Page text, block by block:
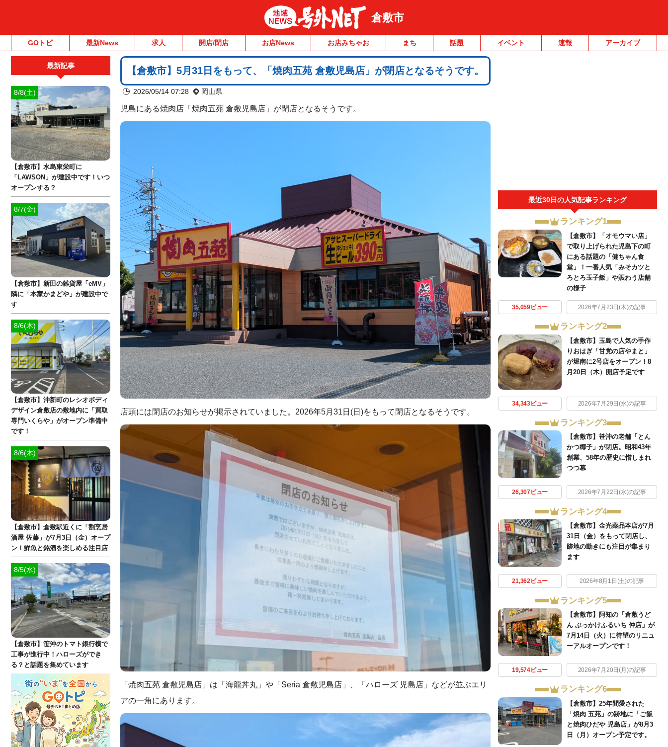
倉敷市
GOトピ 最新News 求人 開店/閉店 お店News お店みちゃお まち 話題 イベント 速報 アーカイブ
【倉敷市】5月31日をもって、「焼肉五苑 倉敷児島店」が閉店となるそうです。
2026/05/14 07:28 岡山県
児島にある焼肉店「焼肉五苑 倉敷児島店」が閉店となるそうです。
店頭には閉店のお知らせが掲示されていました。2026年5月31日(日)をもって閉店となるそうです。
「焼肉五苑 倉敷児島店」は「海龍丼丸」や「Seria 倉敷児島店」、「ハローズ 児島店」などが並ぶエリ
アの一角にあります。
最近30日の人気記事ランキング
ランキング1
【倉敷市】「オモウマい店」
で取り上げられた児島下の町
にある話題の「健ちゃん食
堂」！一番人気「みそカツと
ろとろ玉子飯」や賑わう店舗
の様子
35,059ビュー 2026年7月23日(木)の記事
ランキング2
【倉敷市】玉島で人気の手作
りおはぎ「甘党の店やまと」
が堀南に2号店をオープン！8
月20日（木）開店予定です
34,343ビュー 2026年7月29日(水)の記事
ランキング3
【倉敷市】笹沖の老舗「とん
かつ椰子」が閉店。昭和43年
創業、58年の歴史に惜しまれ
つつ幕
26,307ビュー 2026年7月22日(水)の記事
ランキング4
【倉敷市】金光薬品本店が7月
31日（金）をもって閉店し、
跡地の動きにも注目が集まり
ます
21,362ビュー 2026年8月1日(土)の記事
ランキング5
【倉敷市】阿知の「倉敷うど
ん ぶっかけふるいち 仲店」が
7月14日（火）に待望のリニュ
ーアルオープンです！
19,574ビュー 2026年7月20日(月)の記事
ランキング6
【倉敷市】25年間愛された
「焼肉 五苑」の跡地に「ご飯
と焼肉ひだや 児島店」が8月3
日（月）オープン予定です。
最新記事
8/8(土)
【倉敷市】水島東栄町に
「LAWSON」が建設中です！いつ
オープンする？
8/7(金)
【倉敷市】新田の雑貨屋「eMV」
隣に「本家かまどや」が建設中で
す
8/6(木)
【倉敷市】沖新町のレシオボディ
デザイン倉敷店の敷地内に「買取
専門いくらや」がオープン準備中
です！
8/6(木)
【倉敷市】倉敷駅近くに「割烹居
酒屋 佐藤」が7月3日（金）オープ
ン！鮮魚と銘酒を楽しめる注目店
8/5(水)
【倉敷市】笹沖のトマト銀行横で
工事が進行中！ハローズができ
る？と話題を集めています